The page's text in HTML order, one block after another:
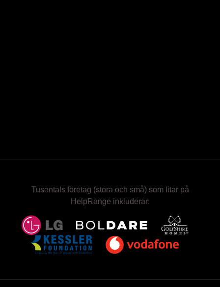
Tusentals företag (stora och små) som litar på
HelpRange inkluderar: